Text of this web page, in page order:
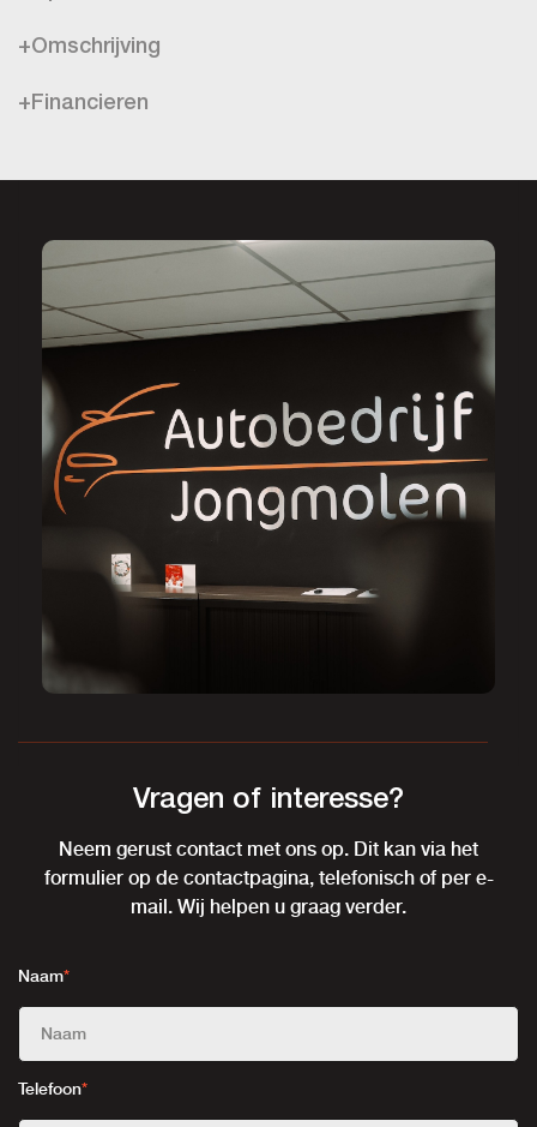
+Omschrijving
+Financieren
Vragen of interesse?
Neem gerust contact met ons op. Dit kan via het
formulier op de contactpagina, telefonisch of per e-
mail. Wij helpen u graag verder.
Naam*
Telefoon*